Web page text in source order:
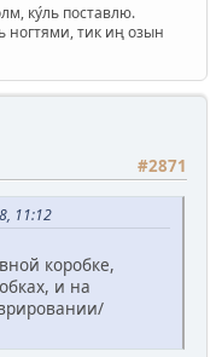
ку́ль поставлю.
ногтями, тик иң озын
#2871
11:12
коробке,
и на